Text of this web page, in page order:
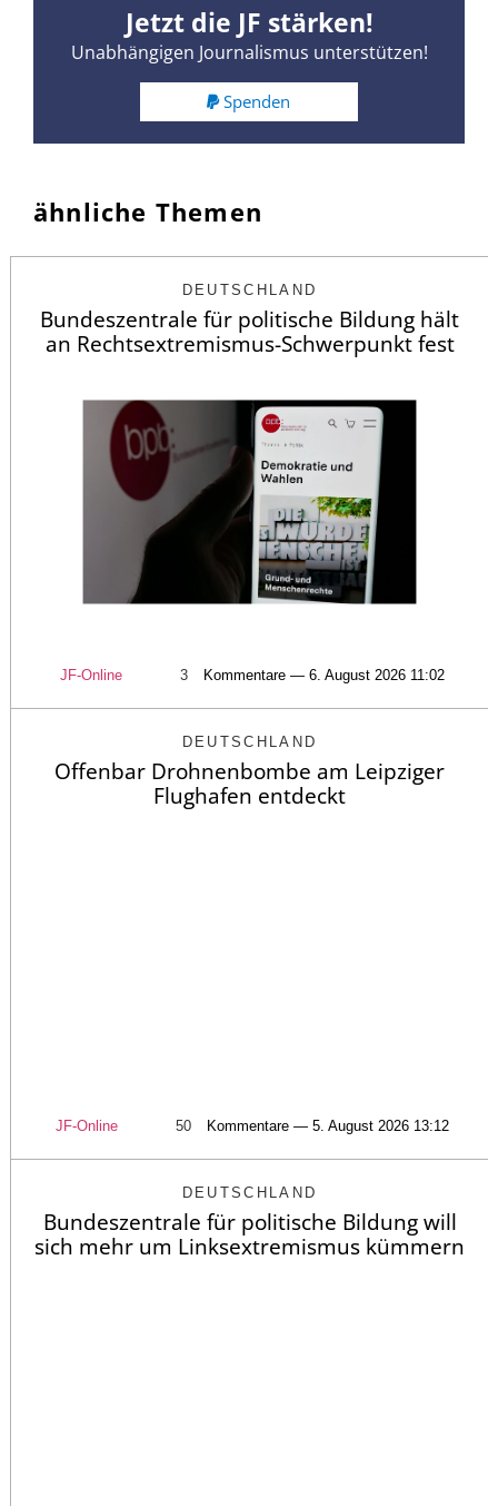
Jetzt die JF stärken!
Unabhängigen Journalismus unterstützen!
Spenden
ähnliche Themen
DEUTSCHLAND
Bundeszentrale für politische Bildung hält
an Rechtsextremismus-Schwerpunkt fest
JF-Online 3 Kommentare — 6. August 2026 11:02
DEUTSCHLAND
Offenbar Drohnenbombe am Leipziger
Flughafen entdeckt
JF-Online 50 Kommentare — 5. August 2026 13:12
DEUTSCHLAND
Bundeszentrale für politische Bildung will
sich mehr um Linksextremismus kümmern